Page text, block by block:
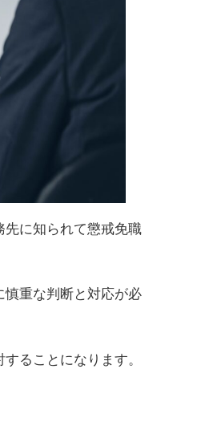
に知られて懲戒免職
重な判断と対応が必
ることになります。